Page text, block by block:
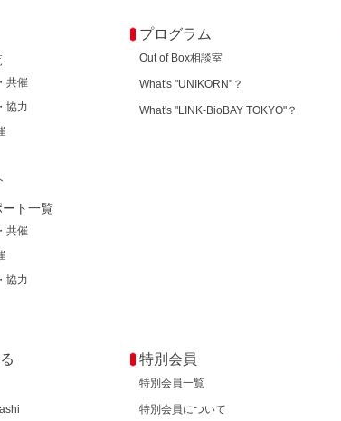
共催
協力
ト一覧
共催
協力
プログラム
Out of Box相談室
What's "UNIKORN"？
What's "LINK-BioBAY TOKYO"？
特別会員
特別会員一覧
特別会員について